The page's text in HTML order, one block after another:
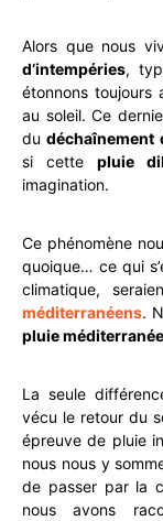
Alors que nous
d’intempéries,
étonnons
au soleil. Ce
dudéchaînement
si cette pluie
imagination.
Ce phénomène
quoique… ce qui
climatique,
méditerranéens.
pluie
La seule
vécu le retour du
épreuve de pluie
nous nous y
de passer par la
nous avons